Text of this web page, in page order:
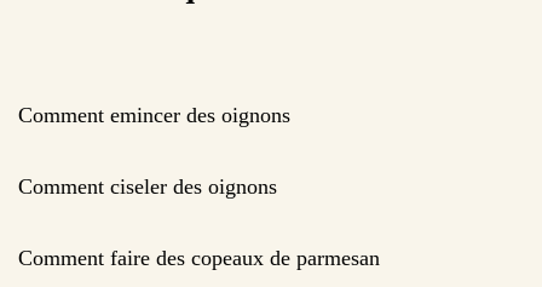
Comment emincer des oignons
Comment ciseler des oignons
Comment faire des copeaux de parmesan